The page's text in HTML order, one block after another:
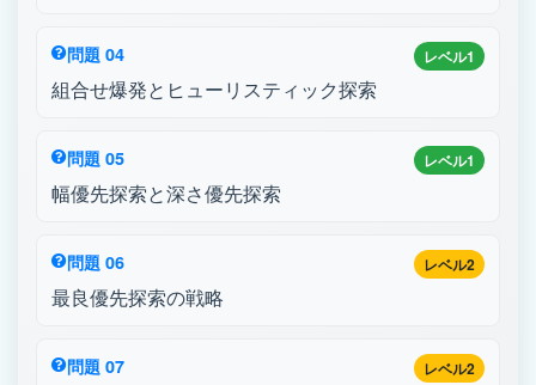
レベル1
問題 04
組合せ爆発とヒューリスティック探索
レベル1
問題 05
幅優先探索と深さ優先探索
レベル2
問題 06
最良優先探索の戦略
レベル2
問題 07